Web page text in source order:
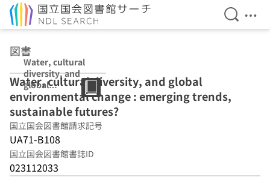
検索を
メ
図書
Water, cultural
diversity, and
global
environmental
change :
emerging
trends,
sustainable
futures?
Water, cultural diversity, and global
environmental change : emerging trends,
sustainable futures?
国立国会図書館請求記号
UA71-B108
国立国会図書館書誌ID
023112033